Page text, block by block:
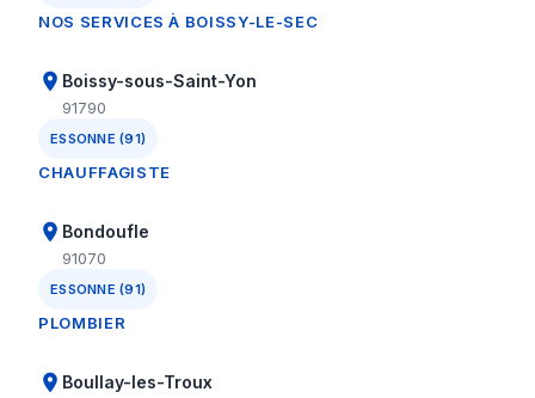
NOS SERVICES À BOISSY-LE-SEC
Boissy-sous-Saint-Yon
91790
ESSONNE (91)
CHAUFFAGISTE
Bondoufle
91070
ESSONNE (91)
PLOMBIER
Boullay-les-Troux